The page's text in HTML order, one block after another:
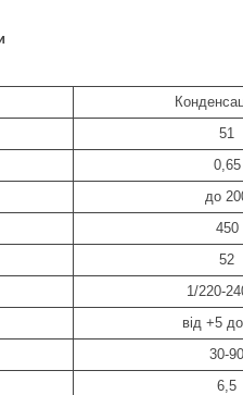
51
0,65
до
450
52
1/220-
від +5
30-90
6,5